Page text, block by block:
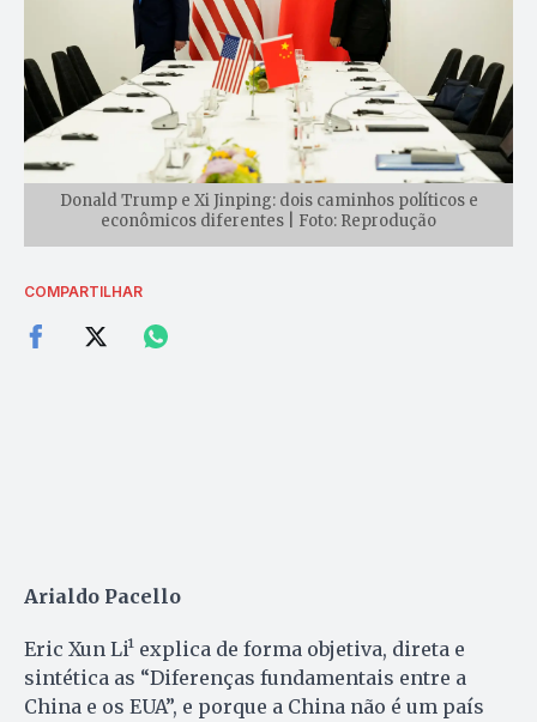
Donald Trump e Xi Jinping: dois caminhos políticos e
econômicos diferentes | Foto: Reprodução
COMPARTILHAR
Arialdo Pacello
Eric Xun Li¹ explica de forma objetiva, direta e
sintética as “Diferenças fundamentais entre a
China e os EUA”, e porque a China não é um país